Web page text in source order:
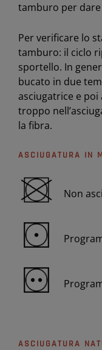
tamburo per
Per verificare lo
tamburo: il ciclo
sportello. In
bucato in due
asciugatrice e poi
troppo
la fibra.
ASCIUGATURA IN
Non
ASCIUGATURA